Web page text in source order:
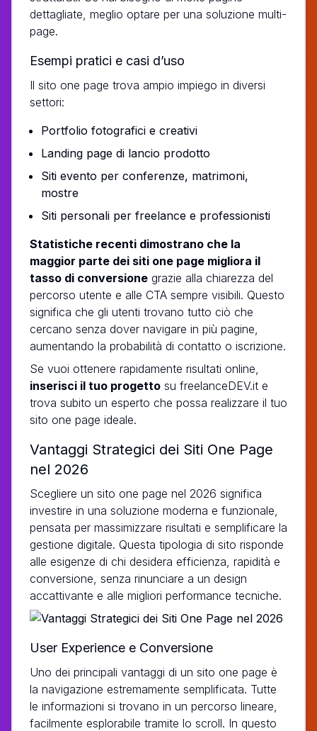
dettagliate, meglio optare per una soluzione multi-
page.
Esempi pratici e casi d’uso
Il sito one page trova ampio impiego in diversi
settori:
Portfolio fotografici e creativi
Landing page di lancio prodotto
Siti evento per conferenze, matrimoni,
mostre
Siti personali per freelance e professionisti
Statistiche recenti dimostrano che la
maggior parte dei siti one page migliora il
tasso di conversione grazie alla chiarezza del
percorso utente e alle CTA sempre visibili. Questo
significa che gli utenti trovano tutto ciò che
cercano senza dover navigare in più pagine,
aumentando la probabilità di contatto o iscrizione.
Se vuoi ottenere rapidamente risultati online,
inserisci il tuo progetto su freelanceDEV.it e
trova subito un esperto che possa realizzare il tuo
sito one page ideale.
Vantaggi Strategici dei Siti One Page
nel 2026
Scegliere un sito one page nel 2026 significa
investire in una soluzione moderna e funzionale,
pensata per massimizzare risultati e semplificare la
gestione digitale. Questa tipologia di sito risponde
alle esigenze di chi desidera efficienza, rapidità e
conversione, senza rinunciare a un design
accattivante e alle migliori performance tecniche.
User Experience e Conversione
Uno dei principali vantaggi di un sito one page è
la navigazione estremamente semplificata. Tutte
le informazioni si trovano in un percorso lineare,
facilmente esplorabile tramite lo scroll. In questo